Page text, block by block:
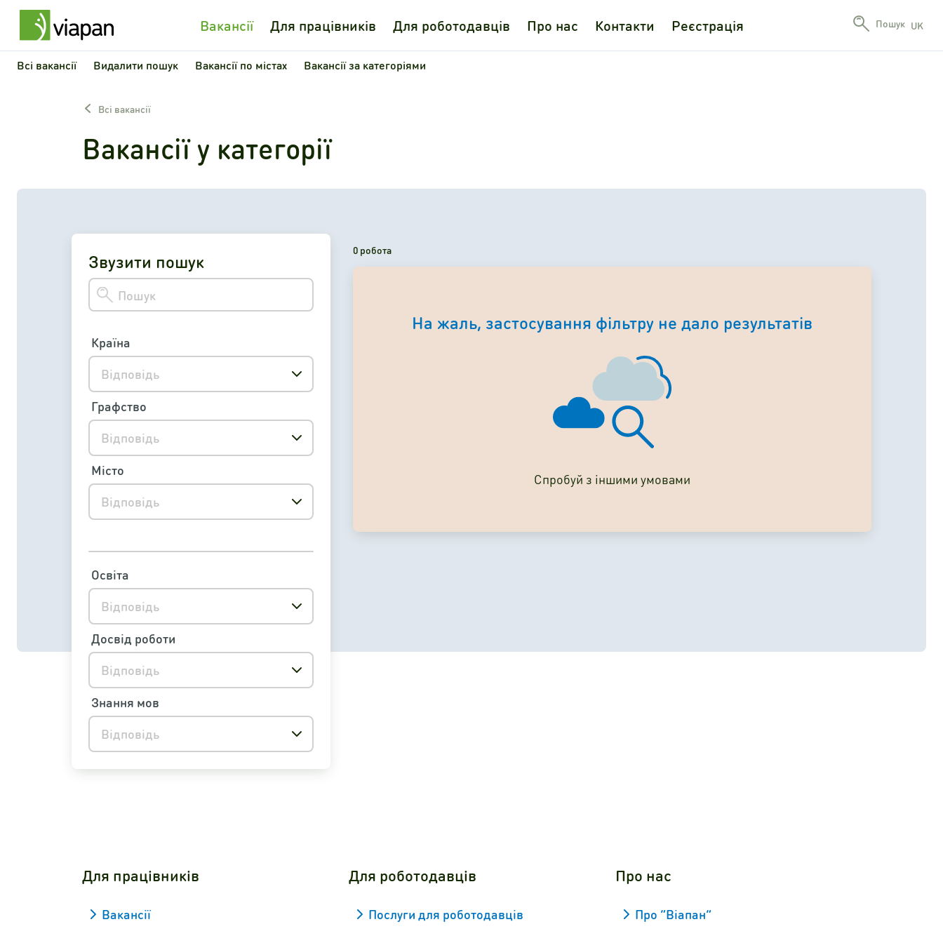
Вакансії Для працівників Для роботодавців Про нас Контакти Реєстрація Пошук UK
Всі вакансії Видалити пошук Вакансії по містах Вакансії за категоріями
Всі вакансії
Вакансії у категорії
Звузити пошук
Відповідь
Країна
Відповідь
Графство
Відповідь
Місто
Відповідь
Освіта
Відповідь
Досвід роботи
Відповідь
Знання мов
0 робота
На жаль, застосування фільтру не дало результатів
Спробуй з іншими умовами
Для працівників
Вакансії
Для роботодавців
Послуги для роботодавців
Про нас
Про “Віапан”